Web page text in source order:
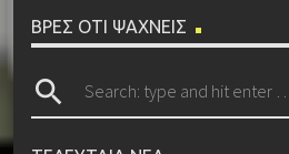
ΒΡΕΣ ΟΤΙ ΨΑΧΝΕΙΣ
search